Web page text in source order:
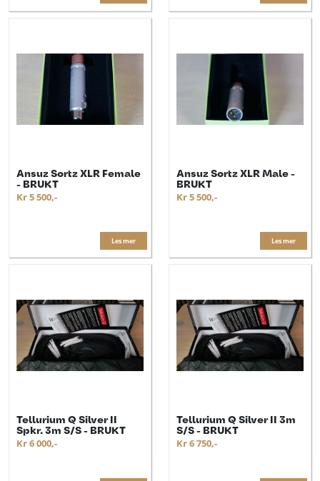
Ansuz Sortz XLR Female
- BRUKT
Kr 5 500,-
Les mer
Ansuz Sortz XLR Male -
BRUKT
Kr 5 500,-
Les mer
Tellurium Q Silver II
Spkr. 3m S/S - BRUKT
Kr 6 000,-
Tellurium Q Silver II 3m
S/S - BRUKT
Kr 6 750,-